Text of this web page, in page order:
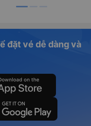
đặt vé dễ dàng và